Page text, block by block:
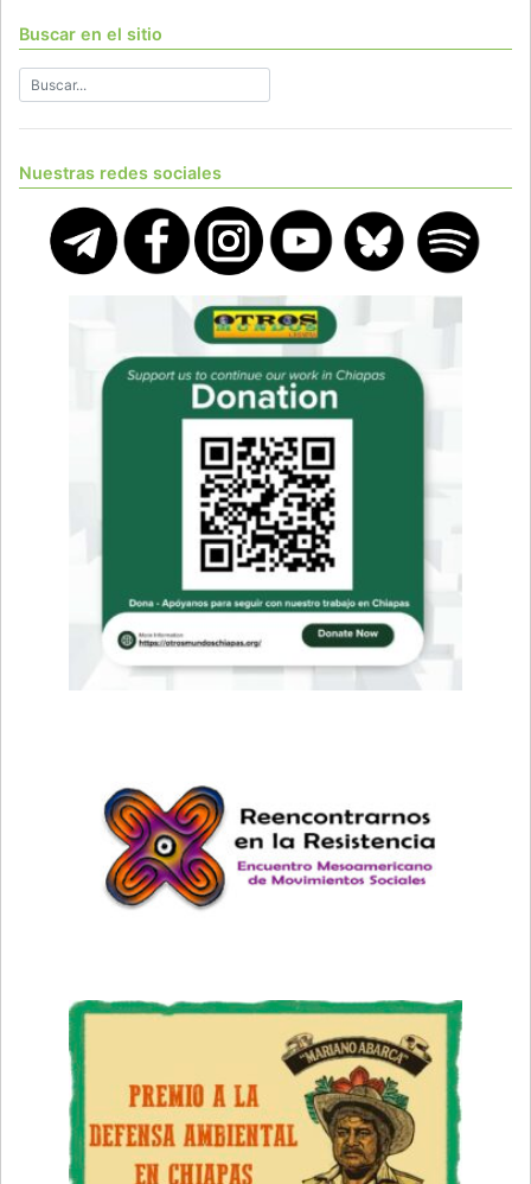
Buscar en el sitio
Nuestras redes sociales